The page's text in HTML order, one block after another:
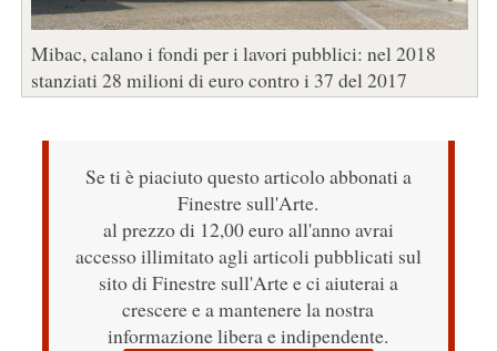
Mibac, calano i fondi per i lavori pubblici: nel 2018
stanziati 28 milioni di euro contro i 37 del 2017
Se ti è piaciuto questo articolo abbonati a
Finestre sull'Arte.
al prezzo di 12,00 euro all'anno avrai
accesso illimitato agli articoli pubblicati sul
sito di Finestre sull'Arte e ci aiuterai a
crescere e a mantenere la nostra
informazione libera e indipendente.